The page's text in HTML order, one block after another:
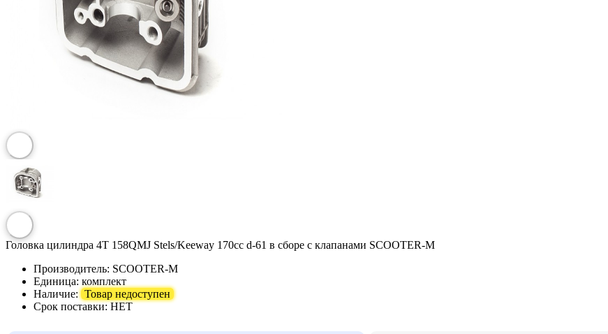
Головка цилиндра 4T 158QMJ Stels/Keeway 170cc d-61 в сборе с клапанами SCOOTER-M
Производитель: SCOOTER-M
Единица: комплект
Наличие: Товар недоступен
Срок поставки: НЕТ